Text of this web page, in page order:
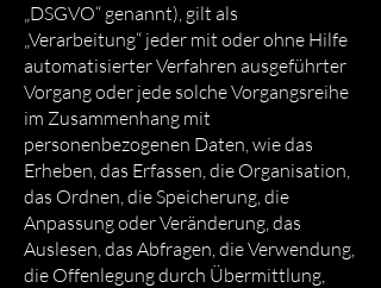
„DSGVO“ genannt), gilt als
„Verarbeitung“ jeder mit oder ohne Hilfe
automatisierter Verfahren ausgeführter
Vorgang oder jede solche Vorgangsreihe
im Zusammenhang mit
personenbezogenen Daten, wie das
Erheben, das Erfassen, die Organisation,
das Ordnen, die Speicherung, die
Anpassung oder Veränderung, das
Auslesen, das Abfragen, die Verwendung,
die Offenlegung durch Übermittlung,